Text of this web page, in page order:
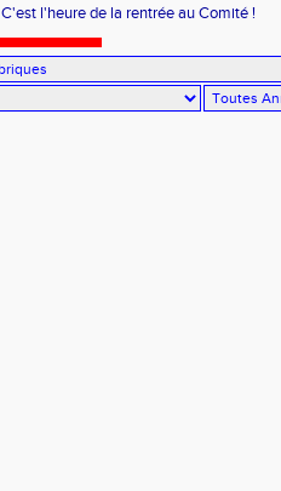
C'est l'heure de la rentrée au Comité !